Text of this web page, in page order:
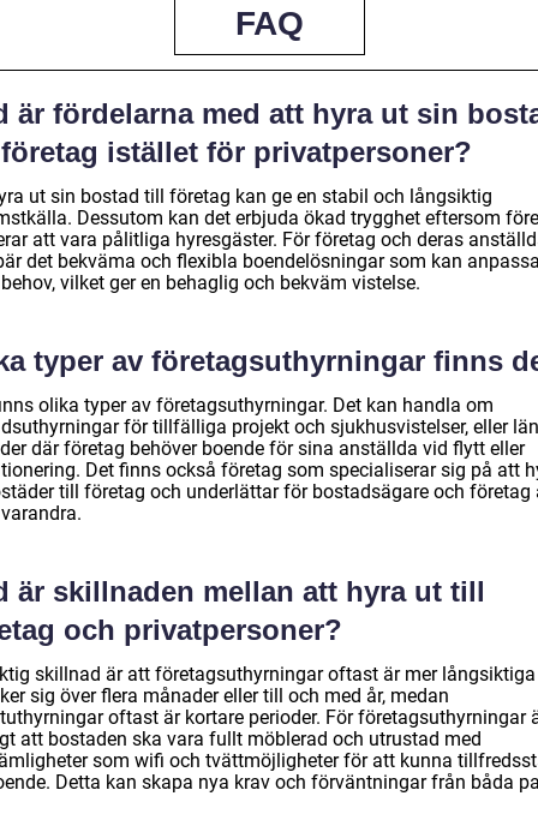
FAQ
är fördelarna med att hyra ut sin
istället för privatpersoner?
ut sin bostad till företag kan ge en stabil och långsiktig
Dessutom kan det erbjuda ökad trygghet eftersom
att vara pålitliga hyresgäster. För företag och deras
det bekväma och flexibla boendelösningar som kan
vilket ger en behaglig och bekväm vistelse.
typer av företagsuthyrningar finns
olika typer av företagsuthyrningar. Det kan handla om
för tillfälliga projekt och sjukhusvistelser, eller
där företag behöver boende för sina anställda vid flytt eller
Det finns också företag som specialiserar sig på att
till företag och underlättar för bostadsägare och företag
är skillnaden mellan att hyra ut till
och privatpersoner?
skillnad är att företagsuthyrningar oftast är mer
sig över flera månader eller till och med år, medan
oftast är kortare perioder. För företagsuthyrningar
att bostaden ska vara fullt möblerad och utrustad med
som wifi och tvättmöjligheter för att kunna
Detta kan skapa nya krav och förväntningar från båda